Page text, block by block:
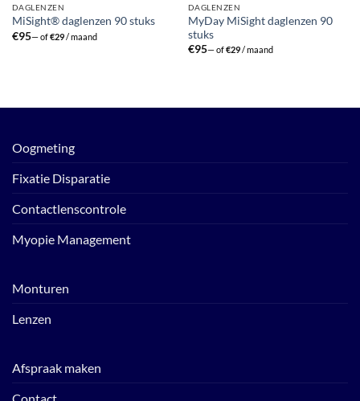
DAGLENZEN
MiSight® daglenzen 90 stuks
€95—of€29/ maand
DAGLENZEN
MyDay MiSight daglenzen 90
stuks
€95—of€29/ maand
Oogmeting
Fixatie Disparatie
Contactlenscontrole
Myopie Management
Monturen
Lenzen
Afspraak maken